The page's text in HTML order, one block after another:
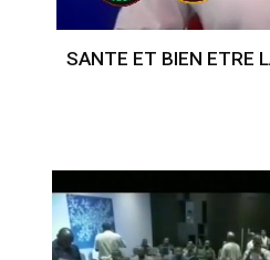
SANTE ET BIEN ETRE